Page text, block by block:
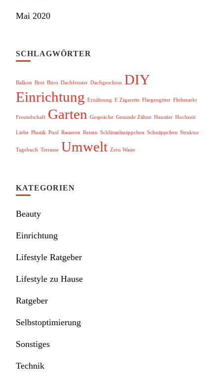
Mai 2020
SCHLAGWÖRTER
Balkon Brot Büro Dachfenster Dachgeschoss DIY
Einrichtung Ernährung E Zigarette Fliegengitter Flohmarkt
Freundschaft Garten Gespräche Gesunde Zähne Haustier Hochzeit
Liebe Plastik Pool Rasieren Reisen Schlüsselmäppchen Schnäppchen Struktur
Tagebuch Terrasse Umwelt Zero Waste
KATEGORIEN
Beauty
Einrichtung
Lifestyle Ratgeber
Lifestyle zu Hause
Ratgeber
Selbstoptimierung
Sonstiges
Technik